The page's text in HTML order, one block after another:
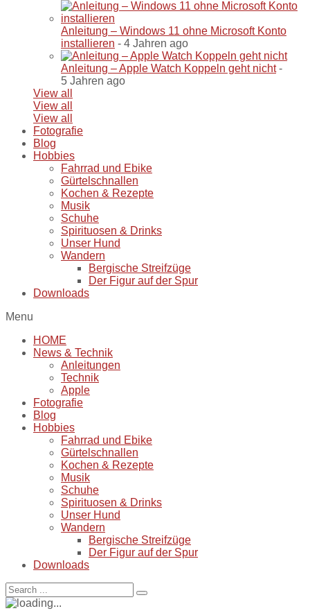
Anleitung – Windows 11 ohne Microsoft Konto
installieren - 4 Jahren ago
Anleitung – Apple Watch Koppeln geht nicht-
5 Jahren ago
View all
View all
View all
Fotografie
Blog
Hobbies
Fahrrad und Ebike
Gürtelschnallen
Kochen & Rezepte
Musik
Schuhe
Spirituosen & Drinks
Unser Hund
Wandern
Bergische Streifzüge
Der Figur auf der Spur
Downloads
Menu
HOME
News & Technik
Anleitungen
Technik
Apple
Fotografie
Blog
Hobbies
Fahrrad und Ebike
Gürtelschnallen
Kochen & Rezepte
Musik
Schuhe
Spirituosen & Drinks
Unser Hund
Wandern
Bergische Streifzüge
Der Figur auf der Spur
Downloads